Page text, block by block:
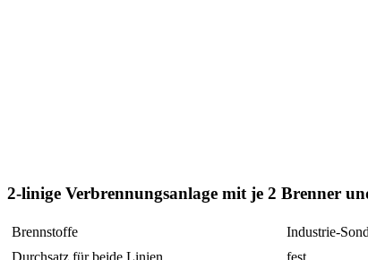
2-linige Verbrennungsanlage mit je 2 Brenner
Brennstoffe
Industrie-